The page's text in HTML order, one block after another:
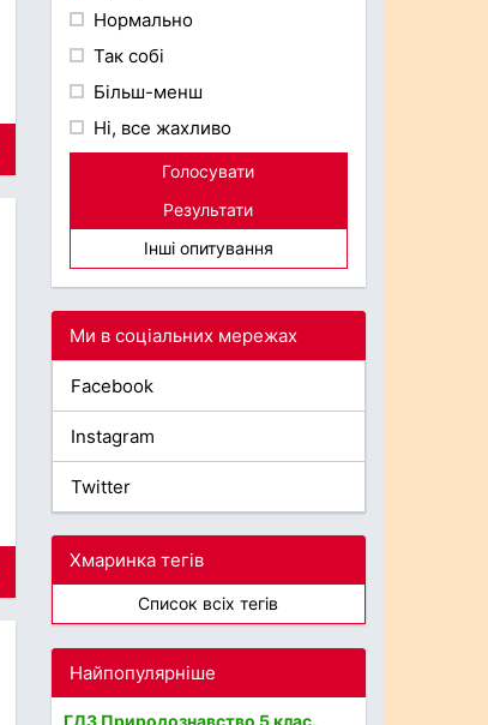
Нормально
Так собі
Більш-менш
Ні, все жахливо
Голосувати
Результати
Інші опитування
Ми в соціальних мережах
Facebook
Instagram
Twitter
Хмаринка тегів
Список всіх тегів
Найпопулярніше
ГДЗ Природознавство 5 клас.